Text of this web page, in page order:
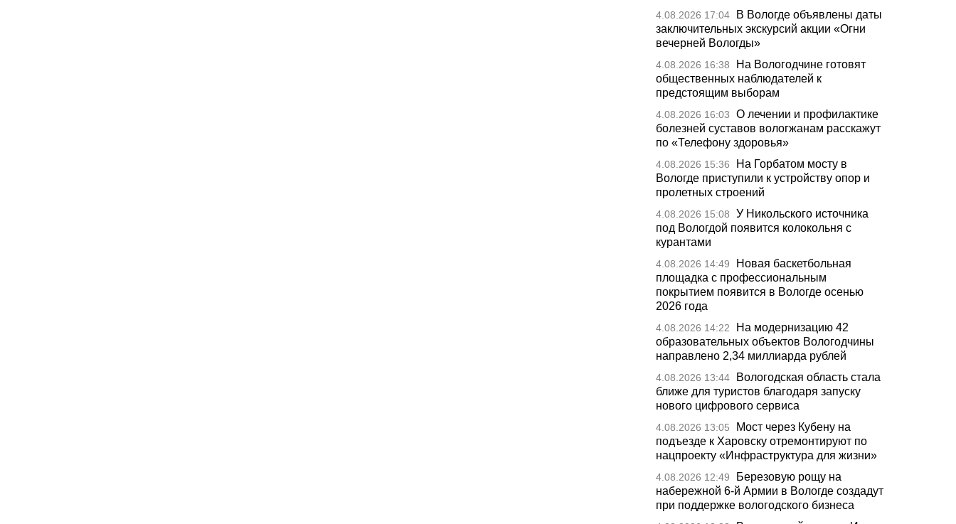
4.08.2026 17:04
В Вологде объявлены даты
заключительных экскурсий акции «Огни
вечерней Вологды»
4.08.2026 16:38
На Вологодчине готовят
общественных наблюдателей к
предстоящим выборам
4.08.2026 16:03
О лечении и профилактике
болезней суставов вологжанам расскажут
по «Телефону здоровья»
4.08.2026 15:36
На Горбатом мосту в
Вологде приступили к устройству опор и
пролетных строений
4.08.2026 15:08
У Никольского источника
под Вологдой появится колокольня с
курантами
4.08.2026 14:49
Новая баскетбольная
площадка с профессиональным
покрытием появится в Вологде осенью
2026 года
4.08.2026 14:22
На модернизацию 42
образовательных объектов Вологодчины
направлено 2,34 миллиарда рублей
4.08.2026 13:44
Вологодская область стала
ближе для туристов благодаря запуску
нового цифрового сервиса
4.08.2026 13:05
Мост через Кубену на
подъезде к Харовску отремонтируют по
нацпроекту «Инфраструктура для жизни»
4.08.2026 12:49
Березовую рощу на
набережной 6-й Армии в Вологде создадут
при поддержке вологодского бизнеса